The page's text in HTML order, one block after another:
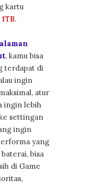
kartu
.
, kamu bisa
terdapat di
ingin
atur
ingin lebih
settingan
ingin
yang
bisa
di Game